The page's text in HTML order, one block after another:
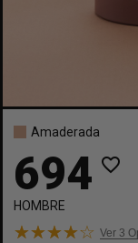
Amaderada
694 favorite_border
HOMBRE
Ver 3